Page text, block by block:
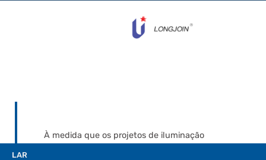
LAR
À medida que os projetos de iluminação